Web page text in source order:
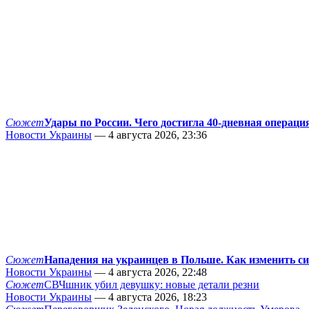
СюжетУдары по России. Чего достигла 40-дневная
Новости Украины — 4 августа 2026, 23:36
СюжетНападения на украинцев в Польше. Как изменить
Новости Украины — 4 августа 2026, 22:48
СюжетСВЧшник убил девушку: новые детали резни
Новости Украины — 4 августа 2026, 18:23